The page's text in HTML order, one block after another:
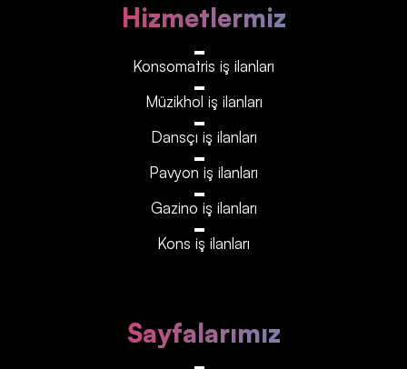
Hizmetlermiz
Konsomatris iş ilanları
Müzikhol iş ilanları
Dansçı iş ilanları
Pavyon iş ilanları
Gazino iş ilanları
Kons iş ilanları
Sayfalarımız